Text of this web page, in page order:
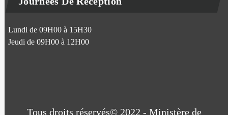
Lundi de 09H00 à 15H30
Jeudi de 09H00 à 12H00
Tous droits réservés© 2022 - Ministère de